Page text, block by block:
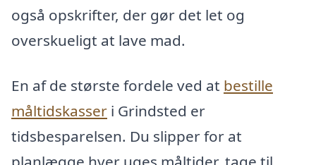
også opskrifter, der gør det let og
overskueligt at lave mad.
En af de største fordele ved at bestille
måltidskasser i Grindsted er
tidsbesparelsen. Du slipper for at